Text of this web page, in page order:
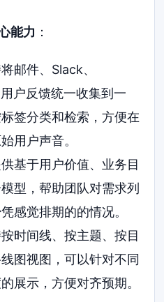
能力 ：
邮件、Slack、
户反馈统一收集到一
签分类和检索，方便在
用户声音。
基于用户价值、业务目
型，帮助团队对需求列
感觉排期的的情况。
时间线、按主题、按目
图视图，可以针对不同
展示，方便对齐预期。